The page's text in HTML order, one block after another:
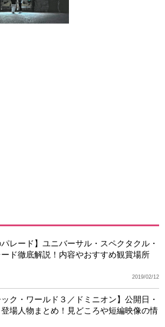
パレード】ユニバーサル・スペクタクル・
ド徹底解説！内容やおすすめ観賞場所
2019/02/12
ック・ワールド３／ドミニオン】公開日・
場人物まとめ！見どころや短編映像の情